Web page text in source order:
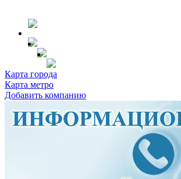
Карта города
Карта метро
Добавить компанию